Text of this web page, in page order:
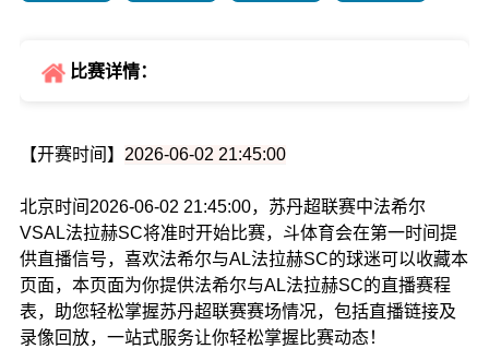
比赛详情：
【开赛时间】 2026-06-02 21:45:00
北京时间2026-06-02 21:45:00，苏丹超联赛中法希尔
VSAL法拉赫SC将准时开始比赛，斗体育会在第一时间提
供直播信号，喜欢法希尔与AL法拉赫SC的球迷可以收藏本
页面，本页面为你提供法希尔与AL法拉赫SC的直播赛程
表，助您轻松掌握苏丹超联赛赛场情况，包括直播链接及
录像回放，一站式服务让你轻松掌握比赛动态！